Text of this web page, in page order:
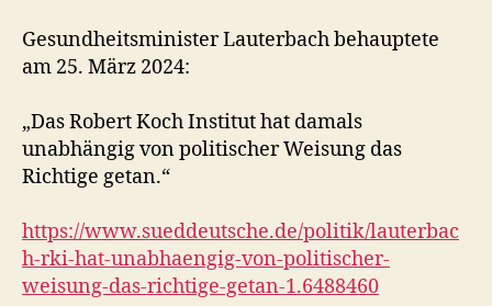
Gesundheitsminister Lauterbach behauptete
am 25. März 2024:
„Das Robert Koch Institut hat damals
unabhängig von politischer Weisung das
Richtige getan.“
https://www.sueddeutsche.de/politik/lauterbac
h-rki-hat-unabhaengig-von-politischer-
weisung-das-richtige-getan-1.6488460